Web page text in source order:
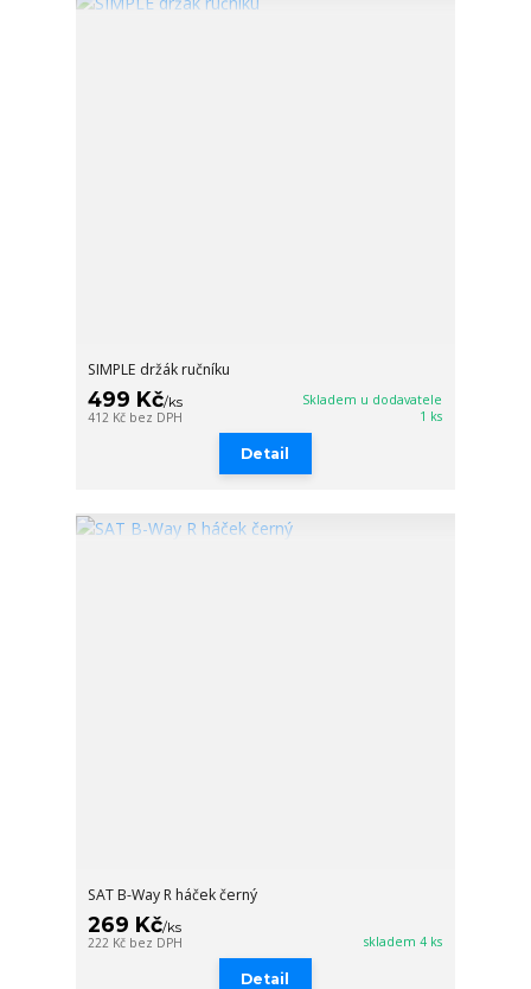
SIMPLE držák ručníku
499 Kč/ks
412 Kč bez DPH
Skladem u dodavatele
1 ks
Detail
SAT B-Way R háček černý
269 Kč/ks
222 Kč bez DPH skladem 4 ks
Detail